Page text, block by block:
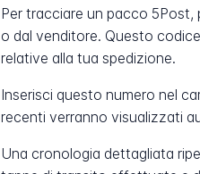
Per tracciare un pacco
o dal venditore. Questo
relative alla tua spedizione.
Inserisci questo numero nel
recenti verranno visualizzati
Una cronologia dettagliata